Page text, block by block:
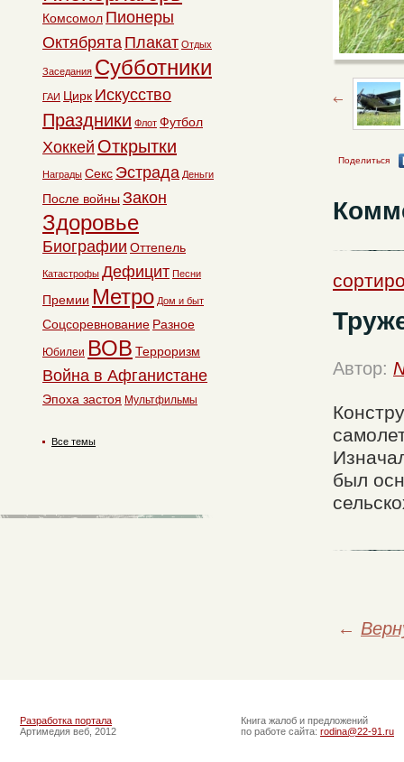
Поделиться
Автор:
был
←
Комсомол Пионеры
Октябрята Плакат Отдых
Заседания Субботники
ГАИ Цирк Искусство
Праздники Флот Футбол
Хоккей Открытки
Награды Секс Эстрада Деньги
После войны Закон
Здоровье
Биографии Оттепель
Катастрофы Дефицит Песни
Премии Метро Дом и быт
Соцсоревнование Разное
Юбилеи ВОВ Терроризм
Война в Афганистане
Эпоха застоя Мультфильмы
Все темы
Разработка портала
Артимедия веб, 2012
Книга жалоб и предложений
по работе сайта: rodina@22-91.ru